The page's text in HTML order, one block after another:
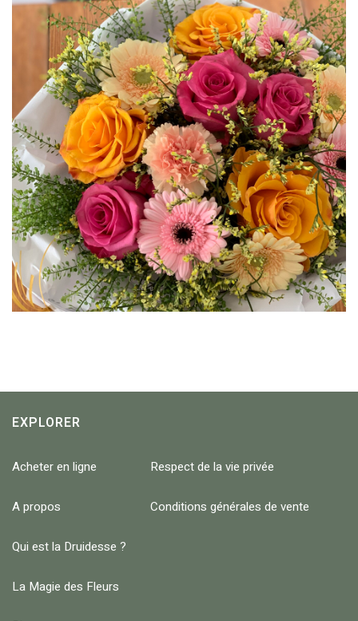
EXPLORER
Acheter en ligne
A propos
Qui est la Druidesse ?
La Magie des Fleurs
Respect de la vie privée
Conditions générales de vente